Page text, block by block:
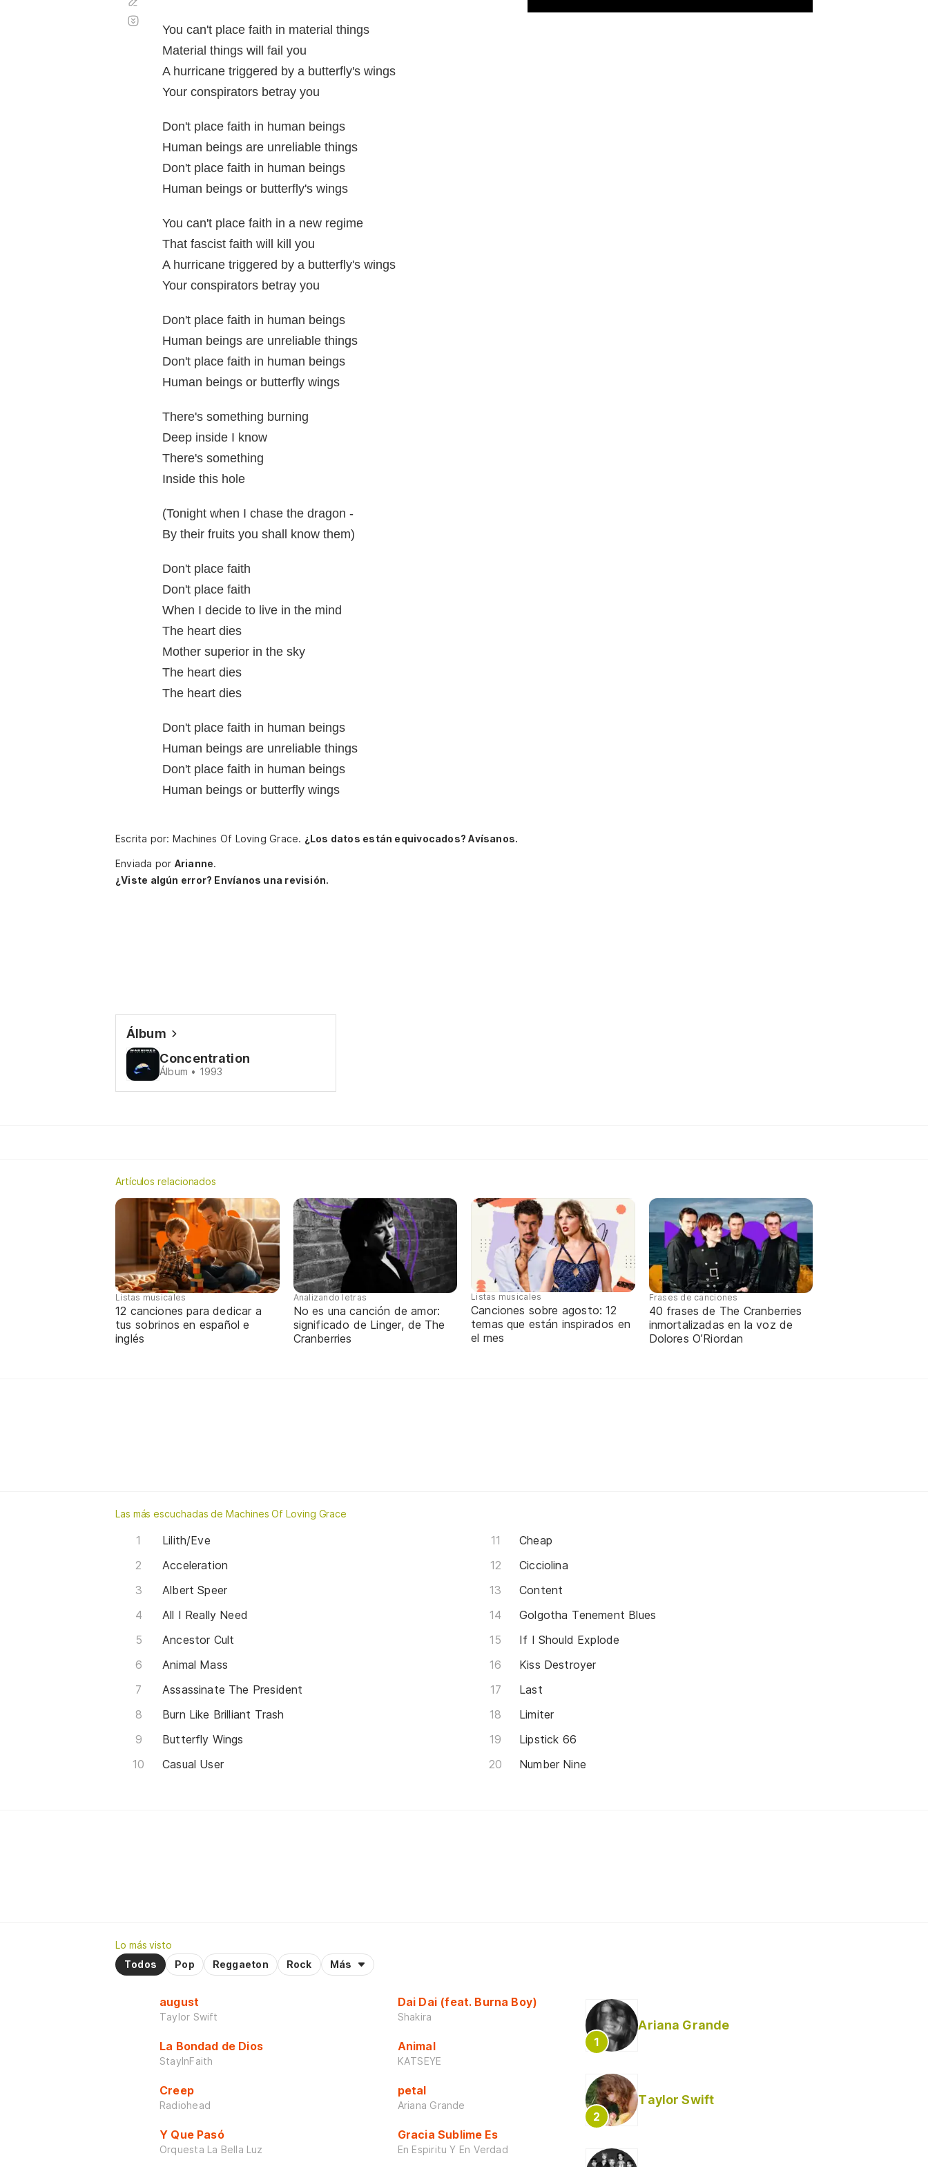
You can't place faith in material things
Material things will fail you
A hurricane triggered by a butterfly's wings
Your conspirators betray you
Don't place faith in human beings
Human beings are unreliable things
Don't place faith in human beings
Human beings or butterfly's wings
You can't place faith in a new regime
That fascist faith will kill you
A hurricane triggered by a butterfly's wings
Your conspirators betray you
Don't place faith in human beings
Human beings are unreliable things
Don't place faith in human beings
Human beings or butterfly wings
There's something burning
Deep inside I know
There's something
Inside this hole
(Tonight when I chase the dragon -
By their fruits you shall know them)
Don't place faith
Don't place faith
When I decide to live in the mind
The heart dies
Mother superior in the sky
The heart dies
The heart dies
Don't place faith in human beings
Human beings are unreliable things
Don't place faith in human beings
Human beings or butterfly wings
automático
Escrita por: Machines Of Loving Grace. ¿Los datos están equivocados? Avísanos.
Enviada por Arianne.
¿Viste algún error? Envíanos una revisión.
Álbum
Concentration
Álbum • 1993
Artículos relacionados
Listas musicales
12 canciones para dedicar a
tus sobrinos en español e
inglés
Analizando letras
No es una canción de amor:
significado de Linger, de The
Cranberries
Listas musicales
Canciones sobre agosto: 12
temas que están inspirados en
el mes
Frases de canciones
40 frases de The Cranberries
inmortalizadas en la voz de
Dolores O’Riordan
Las más escuchadas de Machines Of Loving Grace
Lilith/Eve
Acceleration
Albert Speer
All I Really Need
Ancestor Cult
Animal Mass
Assassinate The President
Burn Like Brilliant Trash
Butterfly Wings
Casual User
Cheap
Cicciolina
Content
Golgotha Tenement Blues
If I Should Explode
Kiss Destroyer
Last
Limiter
Lipstick 66
Number Nine
Lo más visto
Todos
Pop Reggaeton Rock Más
august
Taylor Swift
La Bondad de Dios
StayInFaith
Creep
Radiohead
Y Que Pasó
Orquesta La Bella Luz
Dai Dai (feat. Burna Boy)
Shakira
Animal
KATSEYE
petal
Ariana Grande
Gracia Sublime Es
En Espiritu Y En Verdad
Ariana Grande
Taylor Swift